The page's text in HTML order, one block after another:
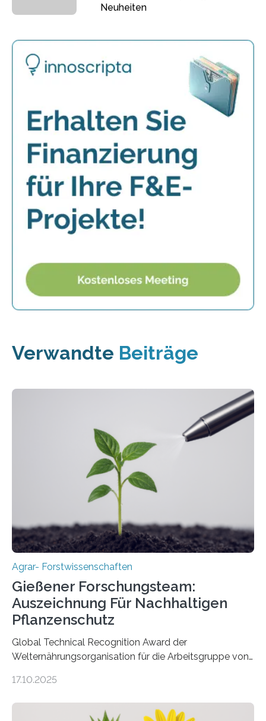
Neuheiten
Verwandte Beiträge
Agrar- Forstwissenschaften
Gießener Forschungsteam:
Auszeichnung Für Nachhaltigen
Pflanzenschutz
Global Technical Recognition Award der
Welternährungsorganisation für die Arbeitsgruppe von
Insektenbiotechnologie der JLU Insekten spielen eine
aber Krankheiten übertragen und der Landwirtschaft
17.10.2025